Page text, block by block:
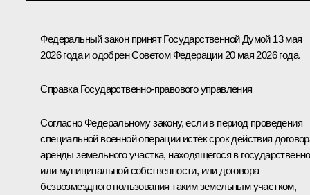
Федеральный закон принят Государственной Думой 13 мая
2026 года и одобрен Советом Федерации 20 мая 2026 года.
Справка Государственно-правового управления
Согласно Федеральному закону, если в период проведения
специальной военной операции истёк срок действия
аренды земельного участка, находящегося в
или муниципальной собственности, или договора
безвозмездного пользования таким земельным участком,